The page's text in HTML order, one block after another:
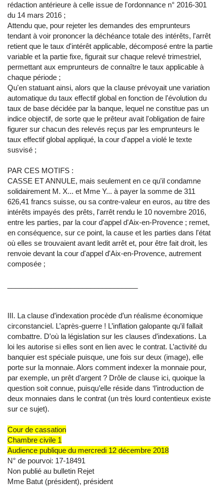
rédaction antérieure à celle issue de l'ordonnance n° 2016-301
du 14 mars 2016 ;
Attendu que, pour rejeter les demandes des emprunteurs
tendant à voir prononcer la déchéance totale des intérêts, l'arrêt
retient que le taux d'intérêt applicable, décomposé entre la partie
variable et la partie fixe, figurait sur chaque relevé trimestriel,
permettant aux emprunteurs de connaître le taux applicable à
chaque période ;
Qu'en statuant ainsi, alors que la clause prévoyait une variation
automatique du taux effectif global en fonction de l'évolution du
taux de base décidée par la banque, lequel ne constitue pas un
indice objectif, de sorte que le prêteur avait l'obligation de faire
figurer sur chacun des relevés reçus par les emprunteurs le
taux effectif global appliqué, la cour d'appel a violé le texte
susvisé ;
PAR CES MOTIFS :
CASSE ET ANNULE, mais seulement en ce qu'il condamne
solidairement M. X... et Mme Y... à payer la somme de 311
626,41 francs suisse, ou sa contre-valeur en euros, au titre des
intérêts impayés des prêts, l'arrêt rendu le 10 novembre 2016,
entre les parties, par la cour d'appel d'Aix-en-Provence ; remet,
en conséquence, sur ce point, la cause et les parties dans l'état
où elles se trouvaient avant ledit arrêt et, pour être fait droit, les
renvoie devant la cour d'appel d'Aix-en-Provence, autrement
composée ;
III. La clause d’indexation procède d’un réalisme économique
circonstanciel. L’après-guerre ! L’inflation galopante qu’il fallait
combattre. D’où la législation sur les clauses d’indexations. La
loi les autorise si elles sont en lien avec le contrat. L’activité du
banquier est spéciale puisque, une fois sur deux (image), elle
porte sur la monnaie. Alors comment indexer la monnaie pour,
par exemple, un prêt d’argent ? Drôle de clause ici, quoique la
question soit connue, puisqu’elle réside dans ‘l’introduction de
deux monnaies dans le contrat (un très lourd contentieux existe
sur ce sujet).
Cour de cassation
Chambre civile 1
Audience publique du mercredi 12 décembre 2018
N° de pourvoi: 17-18491
Non publié au bulletin Rejet
Mme Batut (président), président